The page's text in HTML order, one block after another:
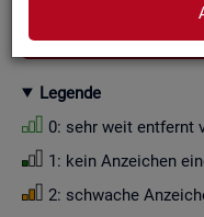
GESAMTDOWNLOAD
Le­gen­de
0: sehr weit ent­fernt
1: kein An­zei­chen
2: schwa­che